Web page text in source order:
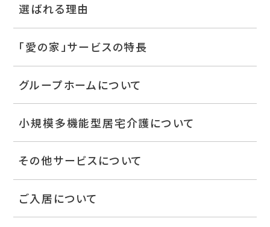
選ばれる理由
「愛の家」サービスの特長
グループホームについて
小規模多機能型居宅介護について
その他サービスについて
ご入居について